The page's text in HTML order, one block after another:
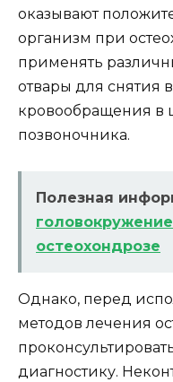
оказывают
организм при
применять
отвары для снятия
кровообращения в
позвоночника.
Полезная
остеохондрозе
Однако, перед
методов лечения
диагностику.